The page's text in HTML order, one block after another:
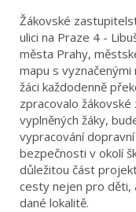
Žákovské
ulici na Praze 4 -
města Prahy,
mapu s
žáci každodenně
zpracovalo
vyplněných žáky,
vypracování
bezpečnosti v okolí
důležitou část
cesty nejen pro děti,
dané lokalitě.